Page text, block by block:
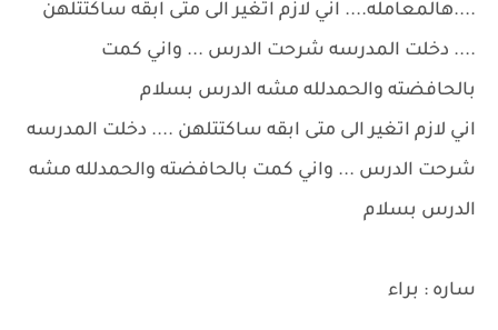
....هالمعامله.... اني لازم اتغير الى متى ابقه ساكتتلهن
.... دخلت المدرسه شرحت الدرس ... واني كمت
بالحافضته والحمدلله مشه الدرس بسلام
اني لازم اتغير الى متى ابقه ساكتتلهن .... دخلت المدرسه
شرحت الدرس ... واني كمت بالحافضته والحمدلله مشه
الدرس بسلام
ساره : براء